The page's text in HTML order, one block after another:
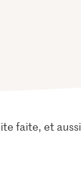
faite, et aussi